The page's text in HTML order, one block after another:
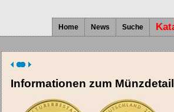
Home News Suche
Informationen zum Münzdetail